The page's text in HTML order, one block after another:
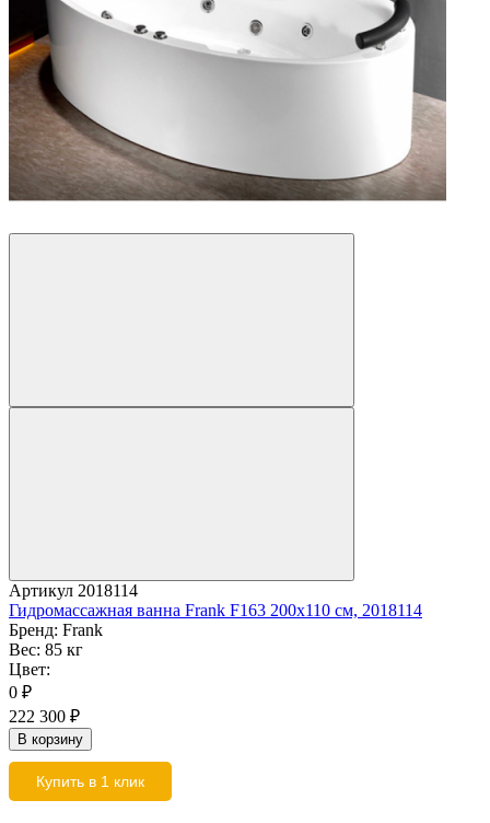
Артикул 2018114
Гидромассажная ванна Frank F163 200x110 см, 2018114
Бренд: Frank
Вес: 85 кг
Цвет:
0 ₽
222 300 ₽
В корзину
Купить в 1 клик